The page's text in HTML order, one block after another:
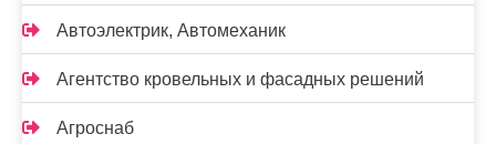
Автоэлектрик, Автомеханик
Агентство кровельных и фасадных решений
Агроснаб